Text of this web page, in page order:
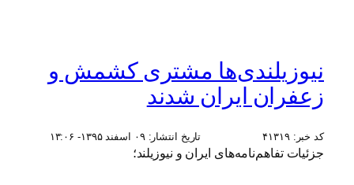
نیوزیلندی‌ها مشتری کشمش و
زعفران ایران شدند
کد خبر:۴۱۳۱۹ تاریخ انتشار:۰۹ اسفند ۱۳۹۵- ۱۳:۰۶
جزئیات تفاهم‌نامه‌های ایران و نیوزیلند؛